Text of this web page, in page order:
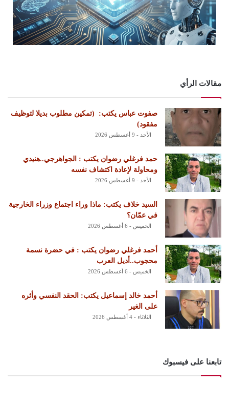
مقالات الرأي
‏صفوت عباس يكتب: ‏ ‏(تمكين مطلوب بديلا لتوظيف
مفقود)
الأحد - 9 أغسطس 2026
حمد فرغلي رضوان يكتب : الجواهرجي..هنيدي
ومحاولة لإعادة اكتشاف نفسه
الأحد - 9 أغسطس 2026
السيد خلاف يكتب: ماذا وراء اجتماع وزراء الخارجية
في عمّان؟
الخميس - 6 أغسطس 2026
أحمد فرغلي رضوان يكتب : في حضرة نسمة
محجوب..أديل العرب
الخميس - 6 أغسطس 2026
أحمد خالد إسماعيل يكتب: الحقد النفسي وأثره
على الغير
الثلاثاء - 4 أغسطس 2026
تابعنا على فيسبوك